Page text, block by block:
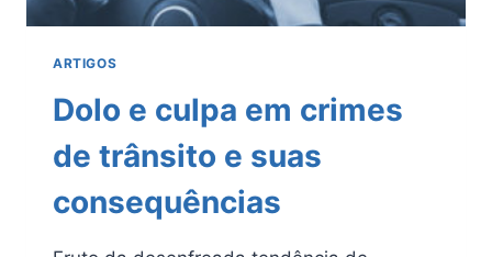
ARTIGOS
Dolo e culpa em crimes
de trânsito e suas
consequências